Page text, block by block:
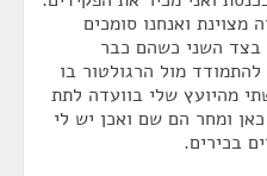
מצוינת ואנחנו סומכים
בצד השני כשהם כבר
מול הרגולטור בו
מהיועץ שלי בוועדה לתת
ומחר הם שם ואכן יש לי
בכירים.